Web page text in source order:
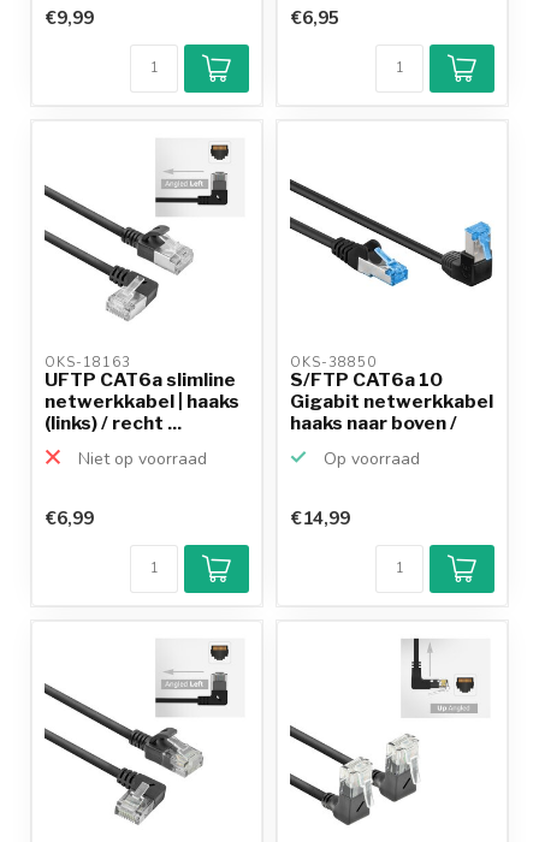
€9,99
9,2/10
Achteraf
betalen mogelijk
€6,95
OKS-18163
UFTP CAT6a slimline
netwerkkabel | haaks
(links) / recht ...
Niet op voorraad
€6,99
OKS-38850
S/FTP CAT6a 10
Gigabit netwerkkabel
haaks naar boven /
Op voorraad
€14,99